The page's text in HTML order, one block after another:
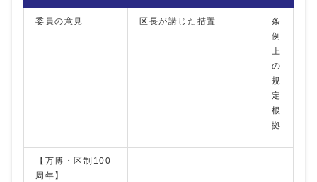
委員の意見 区長が講じた措置
条
例
上
の
規
定
根
拠
【万博・区制100
周年】